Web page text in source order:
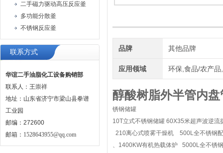
二手磁力驱动高压反应釜
多功能分散釜
不锈钢反应釜
联系方式
华谊二手油脂化工设备购销部
联系人：王崇祥
地址：山东省济宁市梁山县拳谱
工业园
邮编：272600
邮箱： 1528643955@qq.com
品牌 其他品牌
应用领域 环保,食品/农产
醇酸树脂外半管内
锈钢储罐
10T立式不锈钢储罐 60X35米超声波逆流
210离心式喷雾干燥机 500L全不锈
、1400KW有机热载体炉 5000L全不锈